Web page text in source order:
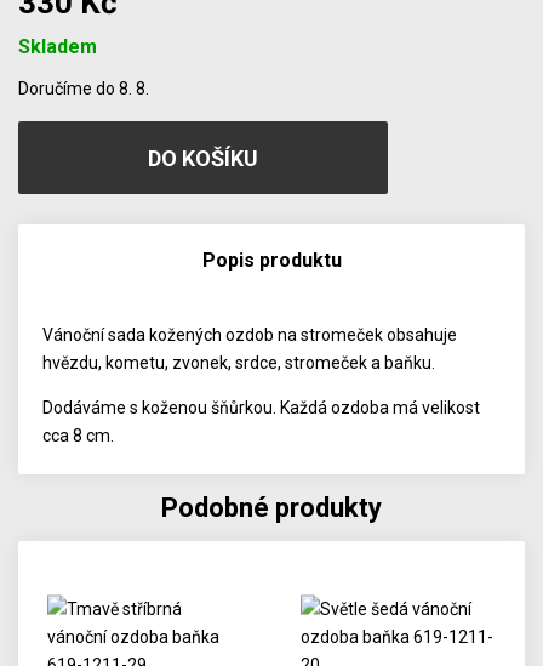
Skladem
Doručíme do 8. 8.
Popis produktu
Vánoční sada kožených ozdob na stromeček obsahuje
hvězdu, kometu, zvonek, srdce, stromeček a baňku.
Dodáváme s koženou šňůrkou. Každá ozdoba má velikost
cca 8 cm.
Podobné produkty